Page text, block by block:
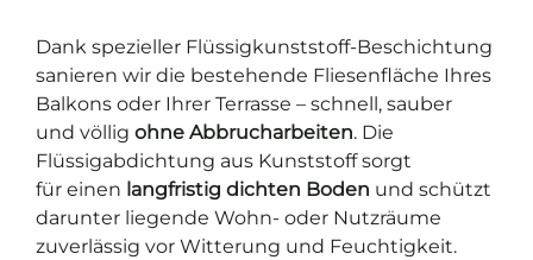
Dank spezieller Flüssigkunststoff-Beschichtung
sanieren wir die bestehende Fliesenfläche Ihres
Balkons oder Ihrer Terrasse – schnell, sauber
und völlig ohne Abbrucharbeiten. Die
Flüssigabdichtung aus Kunststoff sorgt
für einen langfristig dichten Boden und schützt
darunter liegende Wohn- oder Nutzräume
zuverlässig vor Witterung und Feuchtigkeit.